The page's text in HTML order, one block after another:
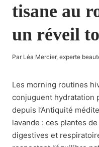
tisane au
un réveil
Par Léa Mercier, experte
Les morning routines
conjuguent hydratation
depuis l’Antiquité
lavande : ces plantes
digestives et